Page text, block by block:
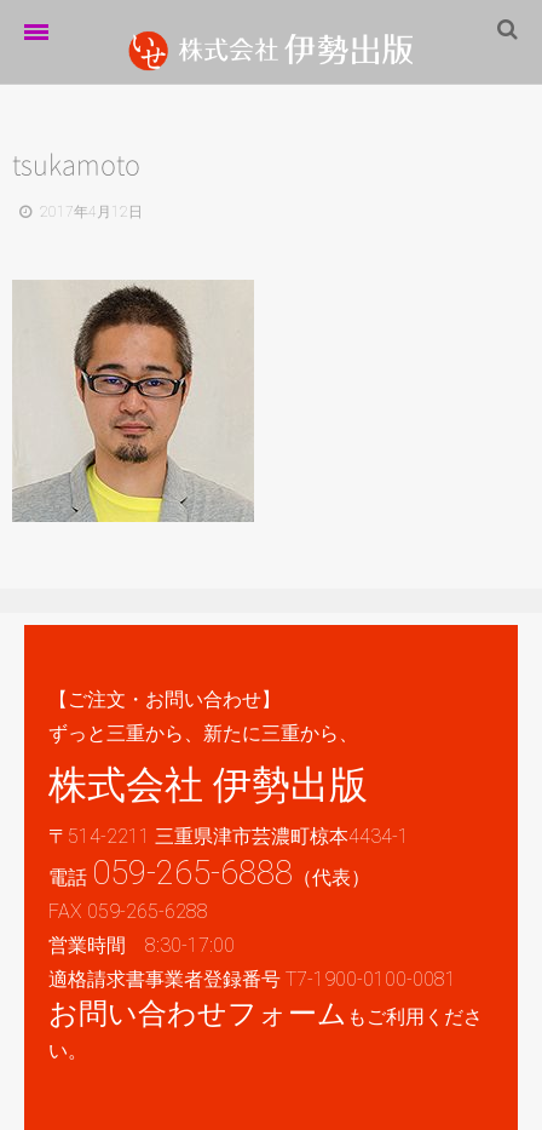
伊勢出版だより
営業案内
採用情報
パートナーシップ
お問い合わせ
サイトマップ
tsukamoto
2017年4月12日
【ご注文・お問い合わせ】
ずっと三重から、新たに三重から、
株式会社 伊勢出版
〒514-2211 三重県津市芸濃町椋本4434-1
電話 059-265-6888 （代表）
FAX 059-265-6288
営業時間 8:30-17:00
適格請求書事業者登録番号 T7-1900-0100-0081
お問い合わせフォーム もご利用くださ
い。